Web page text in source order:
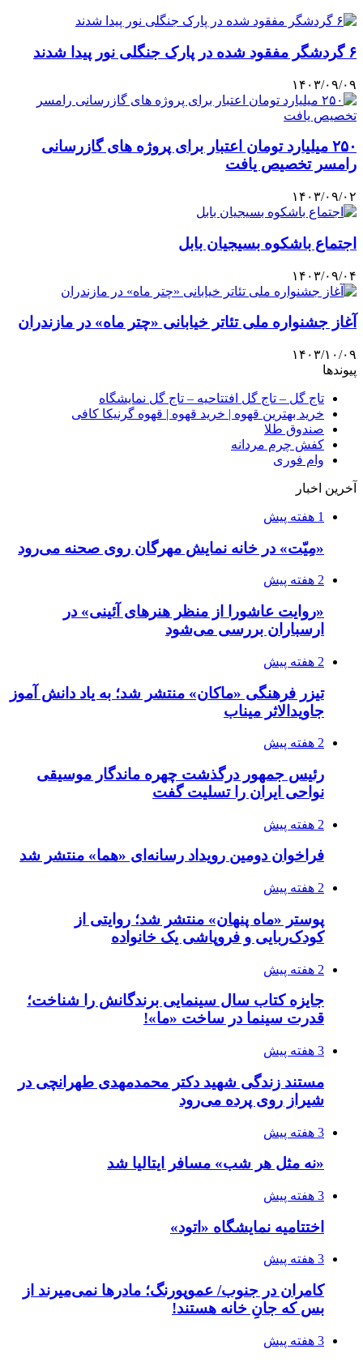
۶ گردشگر مفقود شده در پارک جنگلی نور پیدا شدند
۱۴۰۳/۰۹/۰۹
۲۵۰ میلیارد تومان اعتبار برای پروژه های گازرسانی
رامسر تخصیص یافت
۱۴۰۳/۰۹/۰۲
اجتماع باشکوه بسیجیان بابل
۱۴۰۳/۰۹/۰۴
آغاز جشنواره ملی تئاتر خیابانی «چتر ماه» در مازندران
۱۴۰۳/۱۰/۰۹
پیوندها
تاج گل – تاج گل افتتاحیه – تاج گل نمایشگاه
خرید بهترین قهوه | خرید قهوه | قهوه گرنیکا کافی
صندوق طلا
کفش چرم مردانه
وام فوری
آخرین اخبار
1 هفته پیش
«مِیّت» در خانه نمایش مهرگان روی صحنه می‌رود
2 هفته پیش
«روایت عاشورا از منظر هنرهای آئینی» در
ارسباران بررسی می‌شود
2 هفته پیش
تیزر فرهنگی «ماکان» منتشر شد؛ به یاد دانش آموز
جاویدالاثر میناب
2 هفته پیش
رئیس جمهور درگذشت چهره ماندگار موسیقی
نواحی ایران را تسلیت گفت
2 هفته پیش
فراخوان دومین رویداد رسانه‌ای «هما» منتشر شد
2 هفته پیش
پوستر «ماه پنهان» منتشر شد؛ روایتی از
کودک‌ربایی و فروپاشی یک خانواده
2 هفته پیش
جایزه کتاب سال سینمایی برندگانش را شناخت؛
قدرت سینما در ساخت «ما»!
3 هفته پیش
مستند زندگی شهید دکتر محمدمهدی طهرانچی در
شیراز روی پرده می‌رود
3 هفته پیش
«نه مثل هر شب» مسافر ایتالیا شد
3 هفته پیش
اختتامیه نمایشگاه «اتود»
3 هفته پیش
کامران در جنوب/ عموپورنگ؛ مادرها نمی‌میرند از
بس که جانِ خانه هستند!
3 هفته پیش